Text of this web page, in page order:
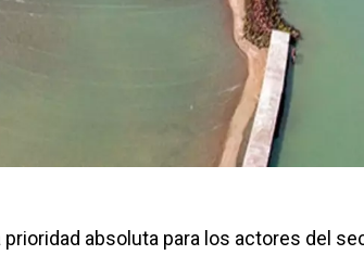
absoluta para los actores del